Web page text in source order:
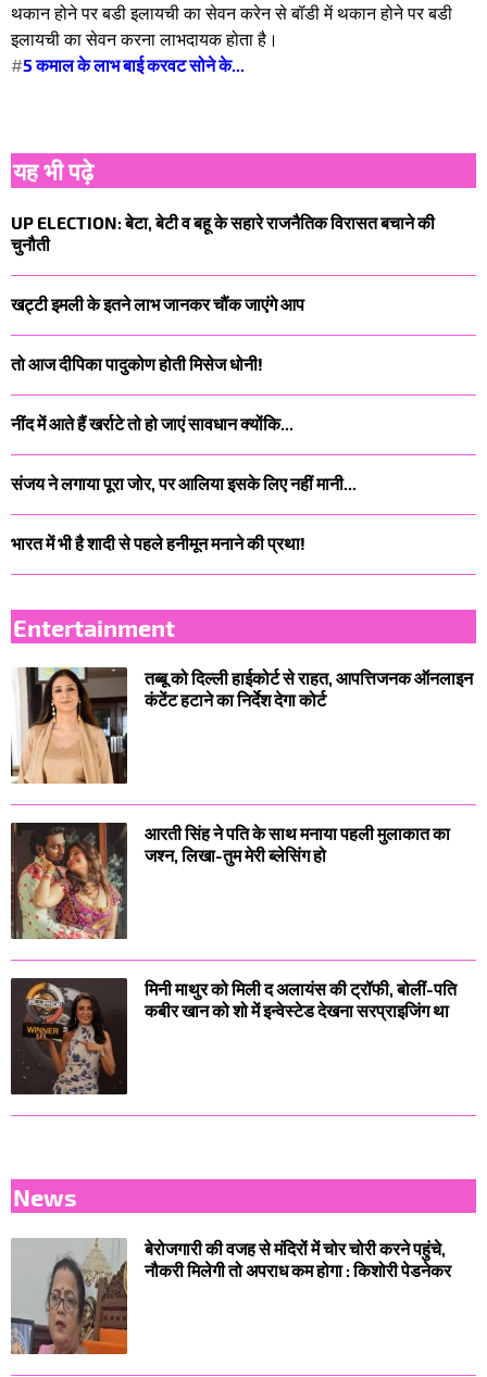
थकान होने पर बडी इलायची का सेवन करेन से बॉडी में थकान होने पर बडी
इलायची का सेवन करना लाभदायक होता है।
#5 कमाल के लाभ बाई करवट सोने के...
यह भी पढ़े
UP ELECTION: बेटा, बेटी व बहू के सहारे राजनैतिक विरासत बचाने की
चुनौती
खट्टी इमली के इतने लाभ जानकर चौंक जाएंगे आप
तो आज दीपिका पादुकोण होती मिसेज धोनी!
नींद में आते हैं खर्राटे तो हो जाएं सावधान क्योंकि...
संजय ने लगाया पूरा जोर, पर आलिया इसके लिए नहीं मानी...
भारत में भी है शादी से पहले हनीमून मनाने की प्रथा!
Entertainment
तब्बू को दिल्ली हाईकोर्ट से राहत, आपत्तिजनक ऑनलाइन
कंटेंट हटाने का निर्देश देगा कोर्ट
आरती सिंह ने पति के साथ मनाया पहली मुलाकात का
जश्न, लिखा-तुम मेरी ब्लेसिंग हो
मिनी माथुर को मिली द अलायंस की ट्रॉफी, बोलीं-पति
कबीर खान को शो में इन्वेस्टेड देखना सरप्राइजिंग था
News
बेरोजगारी की वजह से मंदिरों में चोर चोरी करने पहुंचे,
नौकरी मिलेगी तो अपराध कम होगा : किशोरी पेडनेकर